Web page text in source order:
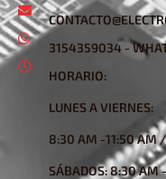
3154359034 -
HORARIO:
LUNES A VIERNES:
8:30 AM -11:50 AM
SÁBADOS: 8:30 AM